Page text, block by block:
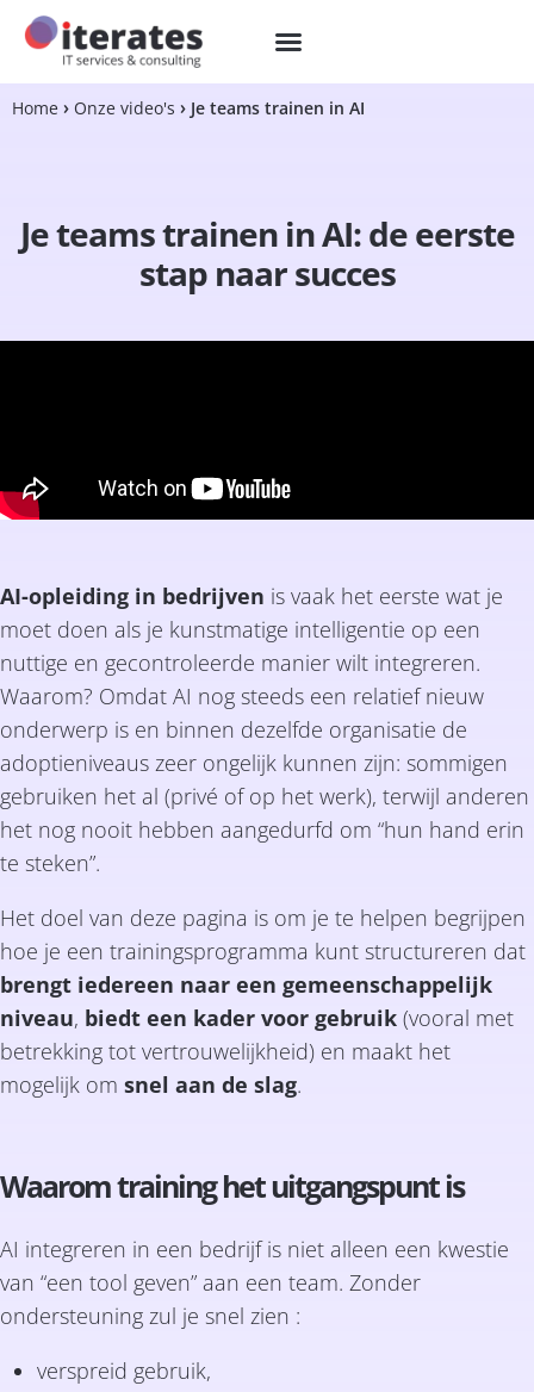
Home Onze video's Je teams trainen in AI
Je teams trainen in AI: de eerste
stap naar succes
AI-opleiding in bedrijven is vaak het eerste wat je
moet doen als je kunstmatige intelligentie op een
nuttige en gecontroleerde manier wilt integreren.
Waarom? Omdat AI nog steeds een relatief nieuw
onderwerp is en binnen dezelfde organisatie de
adoptieniveaus zeer ongelijk kunnen zijn: sommigen
gebruiken het al (privé of op het werk), terwijl anderen
het nog nooit hebben aangedurfd om “hun hand erin
te steken”.
Het doel van deze pagina is om je te helpen begrijpen
hoe je een trainingsprogramma kunt structureren dat
brengt iedereen naar een gemeenschappelijk
niveau, biedt een kader voor gebruik (vooral met
betrekking tot vertrouwelijkheid) en maakt het
mogelijk om snel aan de slag.
Waarom training het uitgangspunt is
AI integreren in een bedrijf is niet alleen een kwestie
van “een tool geven” aan een team. Zonder
ondersteuning zul je snel zien :
verspreid gebruik,